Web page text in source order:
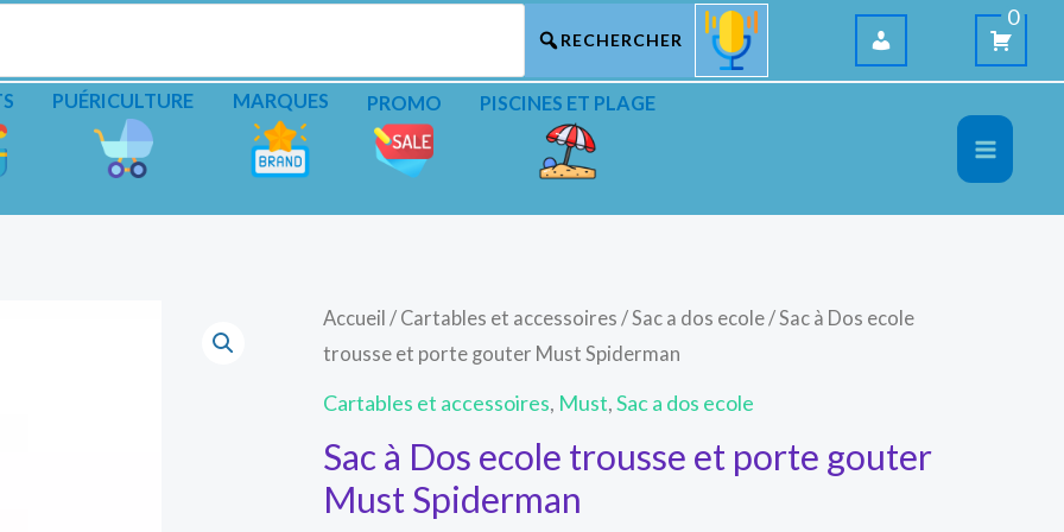
0
PUÉRICULTURE MARQUES PROMO PISCINES ET PLAGE
Accueil / Cartables et accessoires /Sac a dos ecole/ Sac à Dos ecole
trousse et porte gouter Must Spiderman
Cartables et accessoires, Must,Sac a dos ecole
Sac à Dos ecole trousse et porte gouter
Must Spiderman